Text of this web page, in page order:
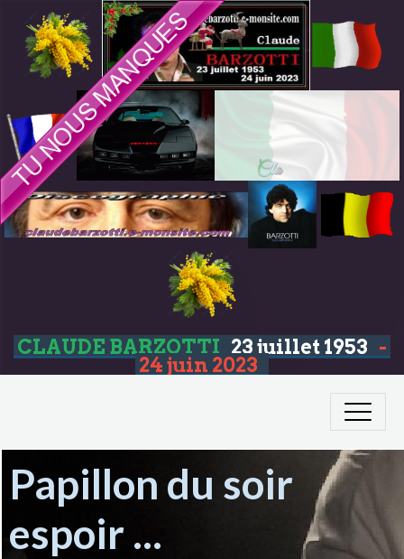
CLAUDE BARZOTTI 23 juillet 1953 -
24 juin 2023
Papillon du soir
espoir ...